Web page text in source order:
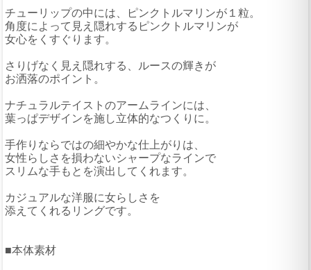
チューリップの中には、ピンクトルマリンが１粒。
角度によって見え隠れするピンクトルマリンが
女心をくすぐります。
さりげなく見え隠れする、ルースの輝きが
お洒落のポイント。
ナチュラルテイストのアームラインには、
葉っぱデザインを施し立体的なつくりに。
手作りならではの細やかな仕上がりは、
女性らしさを損わないシャープなラインで
スリムな手もとを演出してくれます。
カジュアルな洋服に女らしさを
添えてくれるリングです。
■本体素材